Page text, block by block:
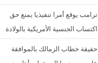
ترامب يوقع أمرا تنفيذيا يمنع حق
اكتساب الجنسية الأمريكية بالولادة
حقيقة خطاب الزمالك بالموافقة